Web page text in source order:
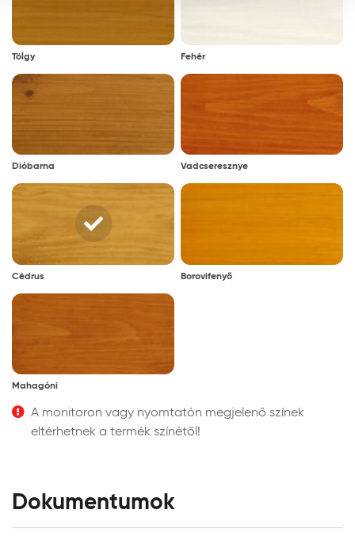
Tölgy Fehér
Dióbarna Vadcseresznye
Cédrus Borovifenyő
Mahagóni
A monitoron vagy nyomtatón megjelenő színek
eltérhetnek a termék színétől!
Dokumentumok